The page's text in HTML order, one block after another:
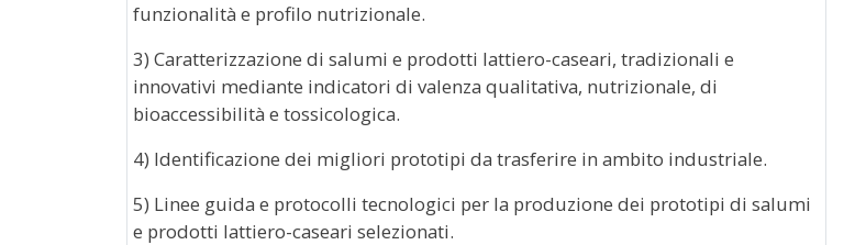
funzionalità e profilo nutrizionale.
3) Caratterizzazione di salumi e prodotti lattiero-caseari, tradizionali e
innovativi mediante indicatori di valenza qualitativa, nutrizionale, di
bioaccessibilità e tossicologica.
4) Identificazione dei migliori prototipi da trasferire in ambito industriale.
5) Linee guida e protocolli tecnologici per la produzione dei prototipi di salumi
e prodotti lattiero-caseari selezionati.